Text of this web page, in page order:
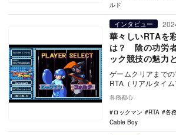
ルド
インタビュー
華々しいRTAを
は？ 陰の功労
ック競技の魅力
ゲームクリアまでの
RTA（リアルタイ
んなRTAを専門と
インタビ…
各務都心
ロックマン
RTA 各
Cable Boy